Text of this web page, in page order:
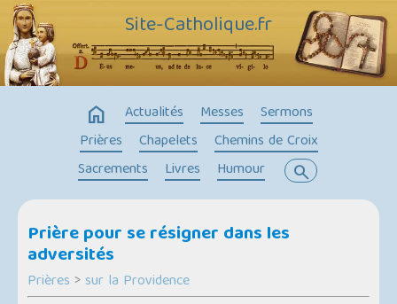
Site-Catholique.fr
home Actualités Messes
Sermons
Prières
Chapelets
Chemins de Croix
Sacrements
Livres Humour search
Prière pour se résigner dans les
adversités
Prières >sur la Providence